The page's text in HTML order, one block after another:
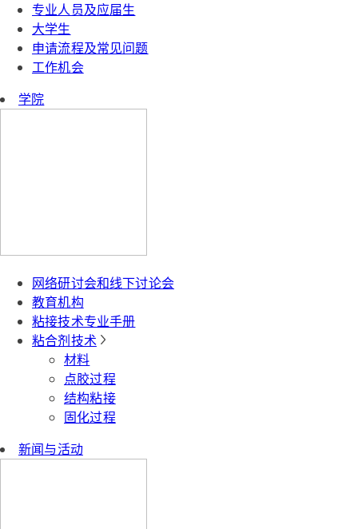
专业人员及应届生
大学生
申请流程及常见问题
工作机会
学院
网络研讨会和线下讨论会
教育机构
粘接技术专业手册
粘合剂技术
材料
点胶过程
结构粘接
固化过程
新闻与活动